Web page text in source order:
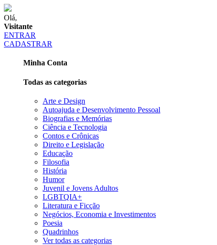
Olá,
Visitante
ENTRAR
CADASTRAR
Minha Conta
Todas as categorias
Arte e Design
Autoajuda e Desenvolvimento Pessoal
Biografias e Memórias
Ciência e Tecnologia
Contos e Crônicas
Direito e Legislação
Educação
Filosofia
História
Humor
Juvenil e Jovens Adultos
LGBTQIA+
Literatura e Ficção
Negócios, Economia e Investimentos
Poesia
Quadrinhos
Ver todas as categorias